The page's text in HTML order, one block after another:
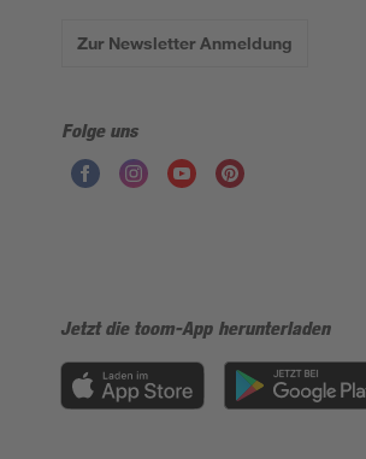
Zur Newsletter Anmeldung
Folge uns
Jetzt die toom-App herunterladen